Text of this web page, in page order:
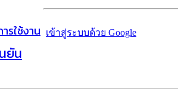
รใช้งาน
ยัน
เข้าสู่ระบบด้วย Google